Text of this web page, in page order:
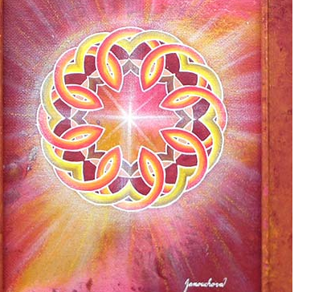
tipů pro zdravý a
život
... všechny tipy zdarma.
že jste unaveni hned jak ráno vstanete?
Nemusí to tak být - ZJISTĚTE ZDARMA!